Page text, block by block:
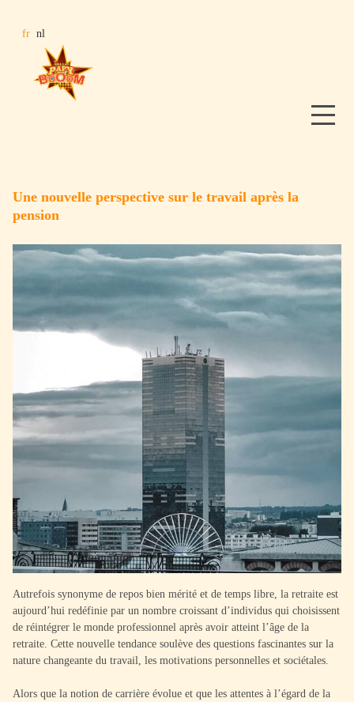
Une nouvelle perspective sur le travail après la
pension
Autrefois synonyme de repos bien mérité et de temps libre, la retraite est
aujourd’hui redéfinie par un nombre croissant d’individus qui choisissent
de réintégrer le monde professionnel après avoir atteint l’âge de la
retraite. Cette nouvelle tendance soulève des questions fascinantes sur la
nature changeante du travail, les motivations personnelles et sociétales.
Alors que la notion de carrière évolue et que les attentes à l’égard de la